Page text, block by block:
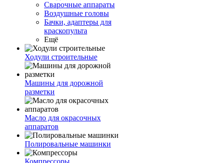
Сварочные аппараты
Воздушные головы
Бачки, адаптеры для
краскопульта
Ещё
Ходули строительные
Машины для дорожной
разметки
Масло для окрасочных
аппаратов
Полировальные машинки
Компрессоры